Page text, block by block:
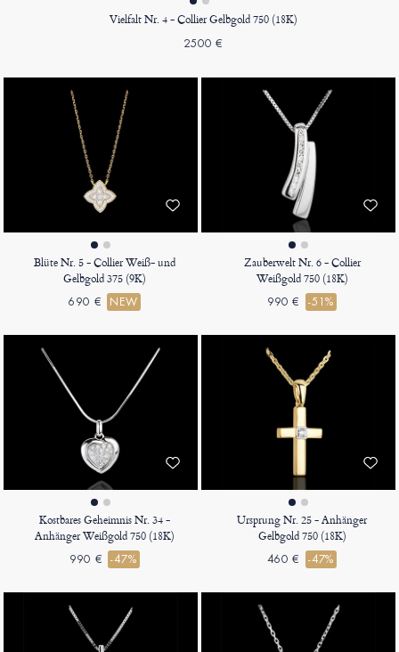
Vielfalt Nr. 4 - Collier Gelbgold 750 (18K)
2500 €
Blüte Nr. 5 - Collier Weiß- und
Gelbgold 375 (9K)
690 € NEW
Zauberwelt Nr. 6 - Collier
Weißgold 750 (18K)
990 € -51%
Kostbares Geheimnis Nr. 34 -
Anhänger Weißgold 750 (18K)
990 € -47%
Ursprung Nr. 25 - Anhänger
Gelbgold 750 (18K)
460 € -47%